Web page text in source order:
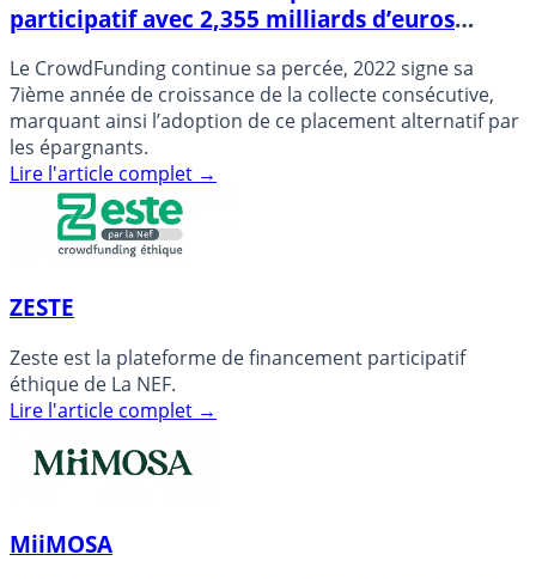
participatif avec 2,355 milliards d’euros
Le CrowdFunding continue sa percée, 2022 signe sa
7ième année de croissance de la collecte consécutive,
marquant ainsi l’adoption de ce placement alternatif par
les épargnants.
Lire l'article complet →
ZESTE
Zeste est la plateforme de financement participatif
éthique de La NEF.
Lire l'article complet →
MiiMOSA